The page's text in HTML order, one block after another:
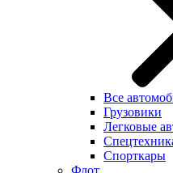
Все
Грузовики
Легковые
Спорткары
Флот